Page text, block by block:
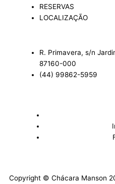
RESERVAS
LOCALIZAÇÃO
R. Primavera, s/n
87160-000
(44) 99862-5959
Copyright © Chácara Manson